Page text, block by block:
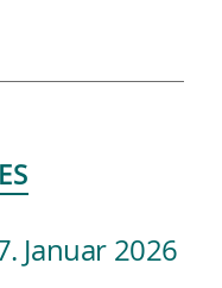
Januar 2026